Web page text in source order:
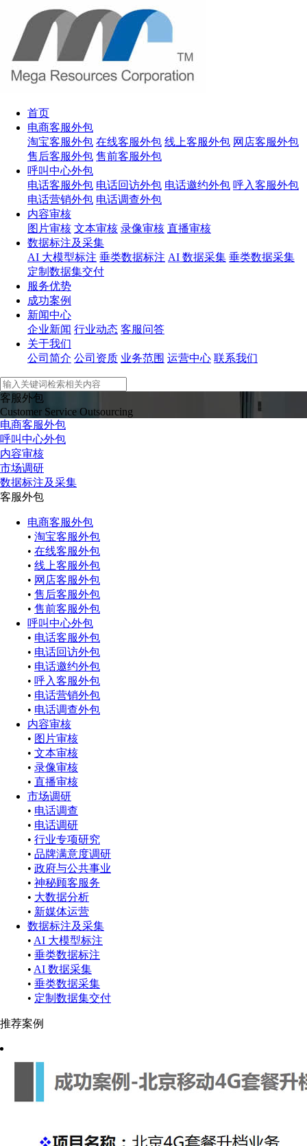
首页
电商客服外包
淘宝客服外包 在线客服外包 线上客服外包 网店客服外包
售后客服外包 售前客服外包
呼叫中心外包
电话客服外包 电话回访外包 电话邀约外包 呼入客服外包
电话营销外包 电话调查外包
内容审核
图片审核 文本审核 录像审核 直播审核
数据标注及采集
AI 大模型标注 垂类数据标注 AI 数据采集 垂类数据采集
定制数据集交付
服务优势
成功案例
新闻中心
企业新闻 行业动态 客服问答
关于我们
公司简介 公司资质 业务范围 运营中心 联系我们
客服外包
Customer Service Outsourcing
电商客服外包
呼叫中心外包
内容审核
市场调研
数据标注及采集
客服外包
电商客服外包
• 淘宝客服外包
• 在线客服外包
• 线上客服外包
• 网店客服外包
• 售后客服外包
• 售前客服外包
呼叫中心外包
• 电话客服外包
• 电话回访外包
• 电话邀约外包
• 呼入客服外包
• 电话营销外包
• 电话调查外包
内容审核
• 图片审核
• 文本审核
• 录像审核
• 直播审核
市场调研
• 电话调查
• 电话调研
• 行业专项研究
• 品牌满意度调研
• 政府与公共事业
• 神秘顾客服务
• 大数据分析
• 新媒体运营
数据标注及采集
• AI 大模型标注
• 垂类数据标注
• AI 数据采集
• 垂类数据采集
• 定制数据集交付
推荐案例